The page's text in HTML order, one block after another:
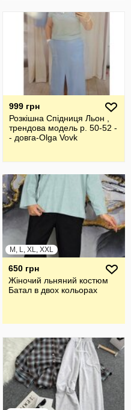
999 грн
Розкішна Спідниця Льон ,
трендова модель р. 50-52 -
- довга-Olga Vovk
M, L, XL, XXL
650 грн
Жіночий льняний костюм
Батал в двох кольорах